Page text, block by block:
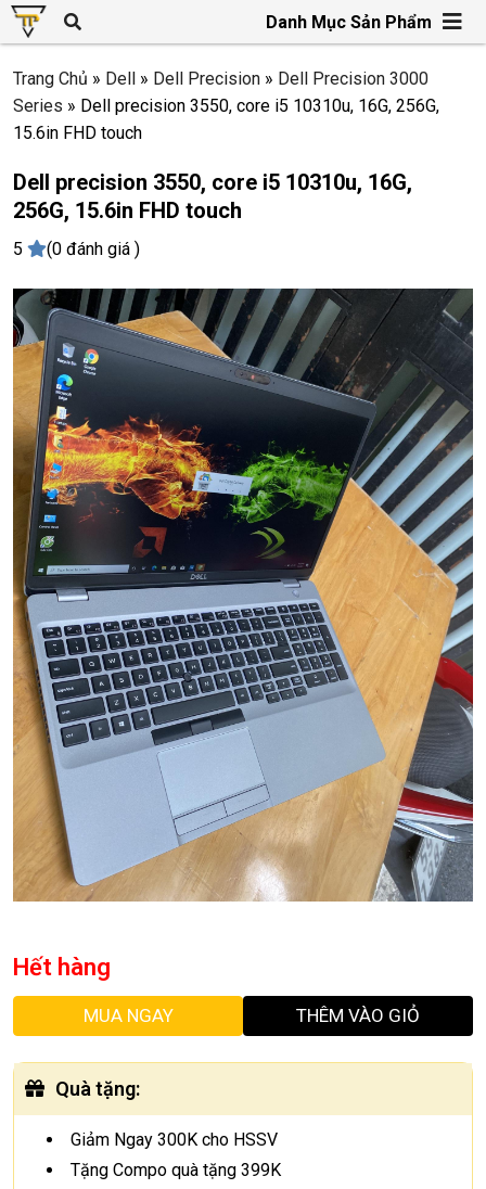
Danh Mục Sản Phẩm
Trang Chủ » Dell » Dell Precision » Dell Precision 3000
Series » Dell precision 3550, core i5 10310u, 16G, 256G,
15.6in FHD touch
Dell precision 3550, core i5 10310u, 16G,
256G, 15.6in FHD touch
5 (0 đánh giá )
Hết hàng
MUA NGAY THÊM VÀO GIỎ
Quà tặng:
Giảm Ngay 300K cho HSSV
Tặng Compo quà tặng 399K